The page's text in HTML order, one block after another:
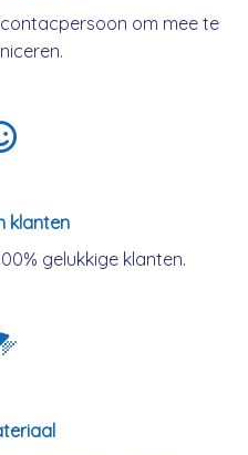
om mee te
klanten
gelukkige klanten.